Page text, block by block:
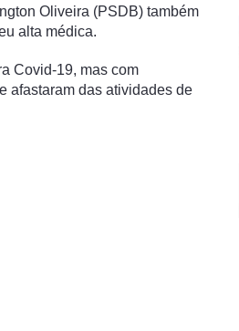
Oliveira (PSDB) também
alta médica.
Covid-19, mas com
afastaram das atividades de